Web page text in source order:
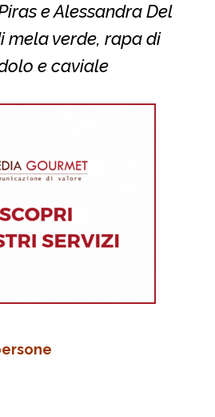
e Alessandra Del
mela verde, rapa di
e caviale